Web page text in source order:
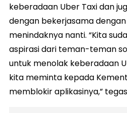
keberadaan Uber Taxi dan
dengan bekerjasama
menindaknya nanti. “Kita
aspirasi dari teman-teman
untuk menolak keberadaan
kita meminta kepada
memblokir aplikasinya,”